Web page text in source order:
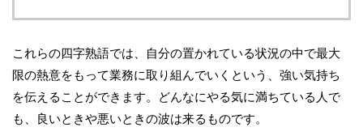
これらの四字熟語では、自分の置かれている状況の中で最大
限の熱意をもって業務に取り組んでいくという、強い気持ち
を伝えることができます。どんなにやる気に満ちている人で
も、良いときや悪いときの波は来るものです。